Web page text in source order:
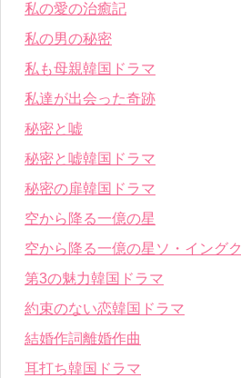
私の愛の治癒記
私の男の秘密
私も母親韓国ドラマ
私達が出会った奇跡
秘密と嘘
秘密と嘘韓国ドラマ
秘密の扉韓国ドラマ
空から降る一億の星
空から降る一億の星ソ・イングク
第3の魅力韓国ドラマ
約束のない恋韓国ドラマ
結婚作詞離婚作曲
耳打ち韓国ドラマ